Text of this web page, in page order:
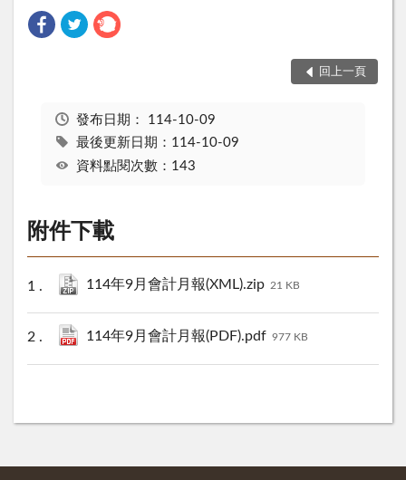
回上一頁
發布日期： 114-10-09
最後更新日期：114-10-09
資料點閱次數：143
附件下載
114年9月會計月報(XML).zip 21 KB
114年9月會計月報(PDF).pdf 977 KB